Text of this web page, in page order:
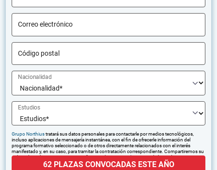
Correo electrónico
Código postal
Nacionalidad
Estudios
Grupo Northiustratará sus datos personales para contactarle por medios tecnológicos,
incluso aplicaciones de mensajería instantánea, con el fin de ofrecerle información del
programa formativo seleccionado o de otros directamente relacionados con el interés
manifestado y, en su caso, para tramitar la contratación correspondiente. Compartiremos su
solicitud con las empresas que conforman el
puedan hacerle llegar la mejor oferta de productos y servicios de acuerdo a su petición.
62 PLAZAS CONVOCADAS ESTE AÑO